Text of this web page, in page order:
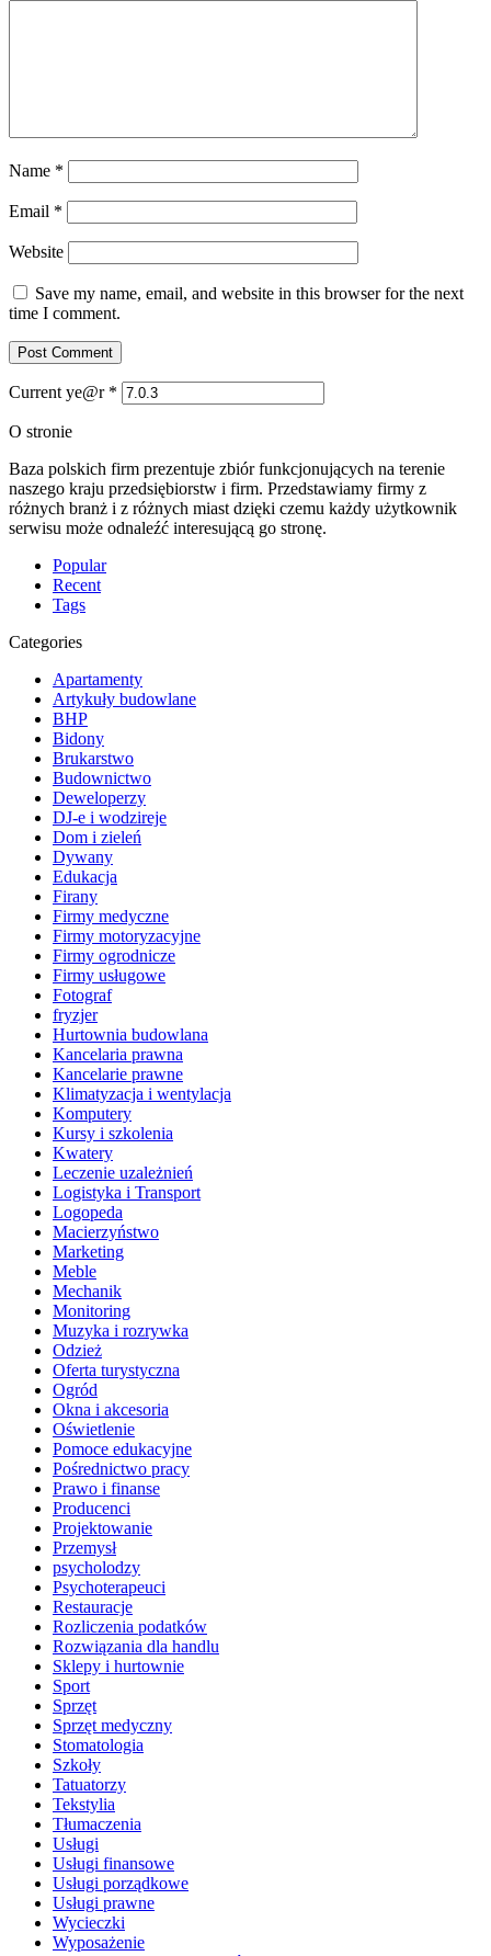
Name *
Email *
Website
Save my name, email, and website in this browser for the next
time I comment.
Current ye@r *
O stronie
Baza polskich firm prezentuje zbiór funkcjonujących na terenie
naszego kraju przedsiębiorstw i firm. Przedstawiamy firmy z
różnych branż i z różnych miast dzięki czemu każdy użytkownik
serwisu może odnaleźć interesującą go stronę.
Popular
Recent
Tags
Categories
Apartamenty
Artykuły budowlane
BHP
Bidony
Brukarstwo
Budownictwo
Deweloperzy
DJ-e i wodzireje
Dom i zieleń
Dywany
Edukacja
Firany
Firmy medyczne
Firmy motoryzacyjne
Firmy ogrodnicze
Firmy usługowe
Fotograf
fryzjer
Hurtownia budowlana
Kancelaria prawna
Kancelarie prawne
Klimatyzacja i wentylacja
Komputery
Kursy i szkolenia
Kwatery
Leczenie uzależnień
Logistyka i Transport
Logopeda
Macierzyństwo
Marketing
Meble
Mechanik
Monitoring
Muzyka i rozrywka
Odzież
Oferta turystyczna
Ogród
Okna i akcesoria
Oświetlenie
Pomoce edukacyjne
Pośrednictwo pracy
Prawo i finanse
Producenci
Projektowanie
Przemysł
psycholodzy
Psychoterapeuci
Restauracje
Rozliczenia podatków
Rozwiązania dla handlu
Sklepy i hurtownie
Sport
Sprzęt
Sprzęt medyczny
Stomatologia
Szkoły
Tatuatorzy
Tekstylia
Tłumaczenia
Usługi
Usługi finansowe
Usługi porządkowe
Usługi prawne
Wycieczki
Wyposażenie